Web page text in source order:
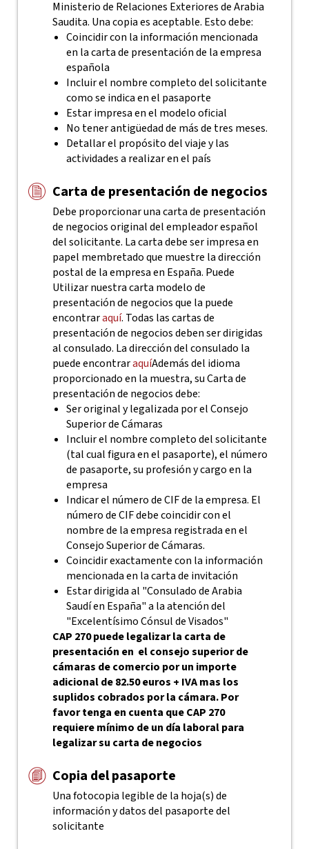
Ministerio de Relaciones Exteriores de Arabia
Saudita. Una copia es aceptable. Esto debe:
Coincidir con la información mencionada
en la carta de presentación de la empresa
española
Incluir el nombre completo del solicitante
como se indica en el pasaporte
Estar impresa en el modelo oficial
No tener antigüedad de más de tres meses.
Detallar el propósito del viaje y las
actividades a realizar en el país
Carta de presentación de negocios
Debe proporcionar una carta de presentación
de negocios original del empleador español
del solicitante. La carta debe ser impresa en
papel membretado que muestre la dirección
postal de la empresa en España. Puede
Utilizar nuestra carta modelo de
presentación de negocios que la puede
encontraraquí. Todas las cartas de
presentación de negocios deben ser dirigidas
al consulado. La dirección del consulado la
puede encontraraquíAdemás del idioma
proporcionado en la muestra, su Carta de
presentación de negocios debe:
Ser original y legalizada por el Consejo
Superior de Cámaras
Incluir el nombre completo del solicitante
(tal cual figura en el pasaporte), el número
de pasaporte, su profesión y cargo en la
empresa
Indicar el número de CIF de la empresa. El
número de CIF debe coincidir con el
nombre de la empresa registrada en el
Consejo Superior de Cámaras.
Coincidir exactamente con la información
mencionada en la carta de invitación
Estar dirigida al "Consulado de Arabia
Saudí en España" a la atención del
"Excelentísimo Cónsul de Visados"
CAP 270 puede legalizar la carta de
presentación en el consejo superior de
cámaras de comercio por un importe
adicional de 82.50 euros + IVA mas los
suplidos cobrados por la cámara. Por
favor tenga en cuenta que CAP 270
requiere mínimo de un día laboral para
legalizar su carta de negocios
Copia del pasaporte
Una fotocopia legible de la hoja(s) de
información y datos del pasaporte del
solicitante